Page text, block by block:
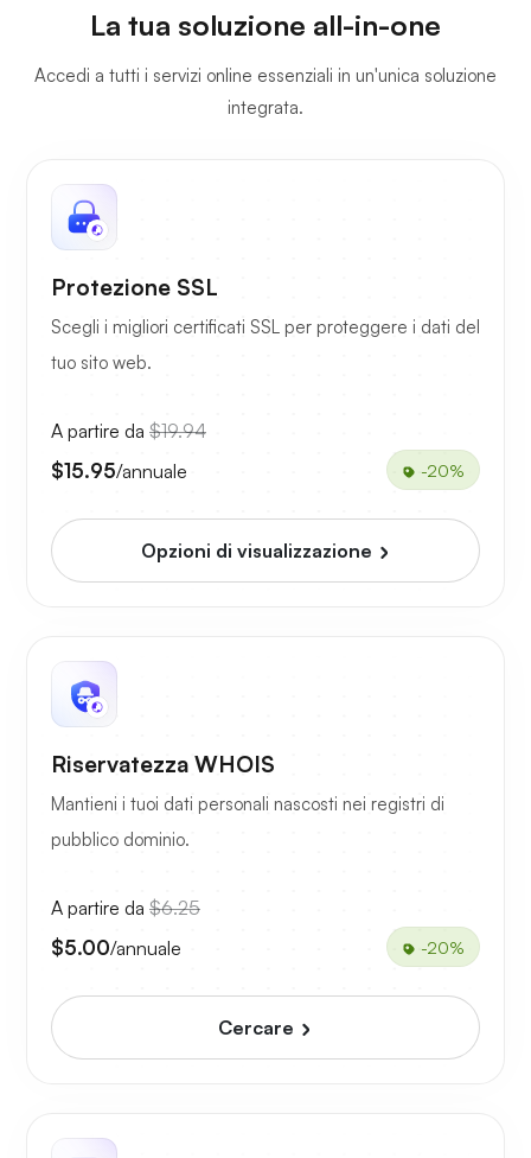
La tua soluzione all-in-one
Accedi a tutti i servizi online essenziali in un'unica soluzione
integrata.
Protezione SSL
Scegli i migliori certificati SSL per proteggere i dati del
tuo sito web.
A partire da $19.94
$15.95/annuale -20%
Opzioni di visualizzazione
Riservatezza WHOIS
Mantieni i tuoi dati personali nascosti nei registri di
pubblico dominio.
A partire da $6.25
$5.00/annuale -20%
Cercare